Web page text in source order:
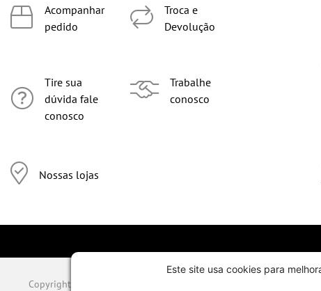
Acompanhar
pedido
Tire sua
dúvida fale
conosco
Nossas lojas
Troca e
Devolução
Trabalhe
conosco
Copyright © 2026 TODOS OS DIREITOS RESERVADOS. Todo o
Este site usa cookies para